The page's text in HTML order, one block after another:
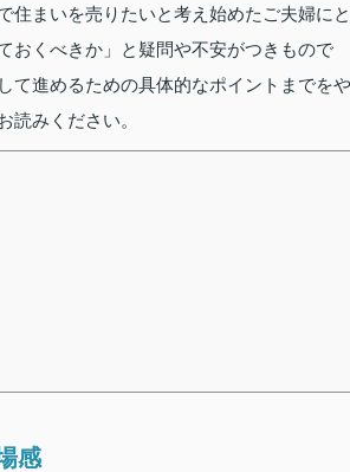
住まいを売りたいと考え始めたご夫婦にと
おくべきか」と疑問や不安がつきもので
て進めるための具体的なポイントまでをや
読みください。
感